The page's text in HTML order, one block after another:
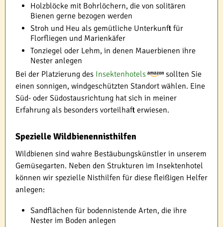
Holzblöcke mit Bohrlöchern, die von solitären
Bienen gerne bezogen werden
Stroh und Heu als gemütliche Unterkunft für
Florfliegen und Marienkäfer
Tonziegel oder Lehm, in denen Mauerbienen ihre
Nester anlegen
Bei der Platzierung des Insektenhotels
sollten Sie
einen sonnigen, windgeschützten Standort wählen. Eine
Süd- oder Südostausrichtung hat sich in meiner
Erfahrung als besonders vorteilhaft erwiesen.
Spezielle Wildbienennisthilfen
Wildbienen sind wahre Bestäubungskünstler in unserem
Gemüsegarten. Neben den Strukturen im Insektenhotel
können wir spezielle Nisthilfen für diese fleißigen Helfer
anlegen:
Sandflächen für bodennistende Arten, die ihre
Nester im Boden anlegen